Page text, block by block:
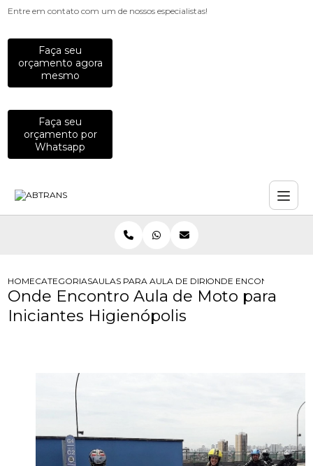
Entre em contato com um de nossos especialistas!
Faça seu
orçamento agora
mesmo
Faça seu
orçamento por
Whatsapp
HOMECATEGORIASAULAS PARA MOTOCICLISTAS
AULA DE DIRECAO DEFENSIVA PARA
ONDE ENCONTRO
Onde Encontro Aula de Moto para
Iniciantes Higienópolis